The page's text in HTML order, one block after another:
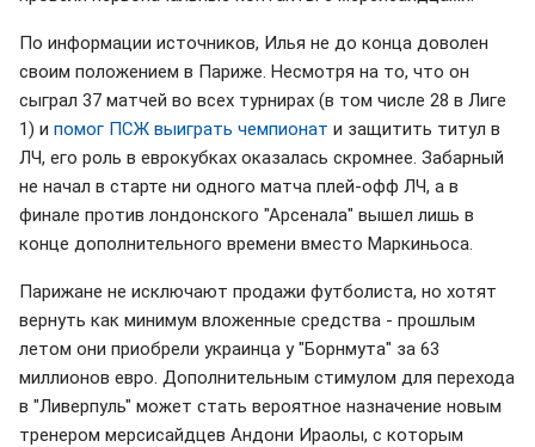
По информации источников, Илья не до конца доволен
своим положением в Париже. Несмотря на то, что он
сыграл 37 матчей во всех турнирах (в том числе 28 в Лиге
1) и помог ПСЖ выиграть чемпионат и защитить титул в
ЛЧ, его роль в еврокубках оказалась скромнее. Забарный
не начал в старте ни одного матча плей-офф ЛЧ, а в
финале против лондонского "Арсенала" вышел лишь в
конце дополнительного времени вместо Маркиньоса.
Парижане не исключают продажи футболиста, но хотят
вернуть как минимум вложенные средства - прошлым
летом они приобрели украинца у "Борнмута" за 63
миллионов евро. Дополнительным стимулом для перехода
в "Ливерпуль" может стать вероятное назначение новым
тренером мерсисайдцев Андони Ираолы, с которым